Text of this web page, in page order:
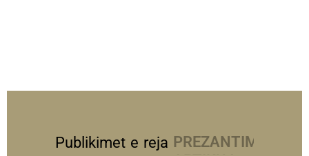
Publikimet e reja PREZANTIME